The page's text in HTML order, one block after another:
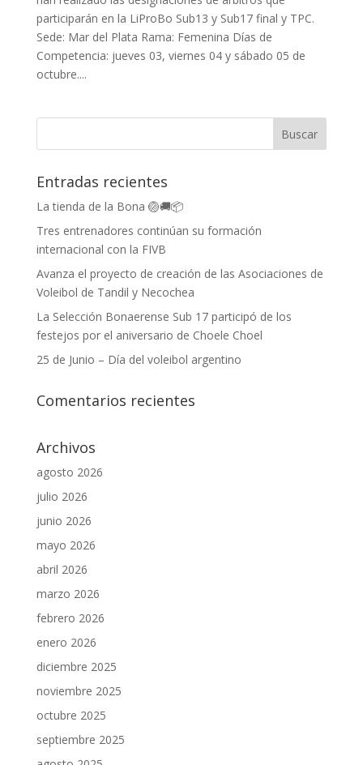
participarán en la LiProBo Sub13 y Sub17 final y TPC.
Sede: Mar del Plata Rama: Femenina Días de
Competencia: jueves 03, viernes 04 y sábado 05 de
octubre....
Entradas recientes
La tienda de la Bona 🏐🚚📦
Tres entrenadores continúan su formación
internacional con la FIVB
Avanza el proyecto de creación de las Asociaciones de
Voleibol de Tandil y Necochea
La Selección Bonaerense Sub 17 participó de los
festejos por el aniversario de Choele Choel
25 de Junio – Día del voleibol argentino
Comentarios recientes
Archivos
agosto 2026
julio 2026
junio 2026
mayo 2026
abril 2026
marzo 2026
febrero 2026
enero 2026
diciembre 2025
noviembre 2025
octubre 2025
septiembre 2025